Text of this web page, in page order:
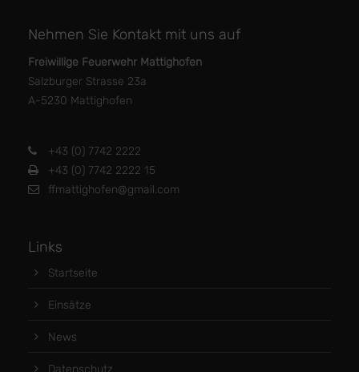
Nehmen Sie Kontakt mit uns auf
Freiwillige Feuerwehr Mattighofen
Salzburger Strasse 23a
A-5230 Mattighofen
+43 (0) 7742 2222
+43 (0) 7742 2222 15
ffmattighofen@gmail.com
Links
Startseite
Einsätze
News
Datenschutz